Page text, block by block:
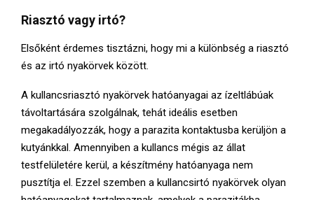
Riasztó vagy irtó?
Elsőként érdemes tisztázni, hogy mi a különbség a riasztó
és az irtó nyakörvek között.
A kullancsriasztó nyakörvek hatóanyagai az ízeltlábúak
távoltartására szolgálnak, tehát ideális esetben
megakadályozzák, hogy a parazita kontaktusba kerüljön a
kutyánkkal. Amennyiben a kullancs mégis az állat
testfelületére kerül, a készítmény hatóanyaga nem
pusztítja el. Ezzel szemben a kullancsirtó nyakörvek olyan